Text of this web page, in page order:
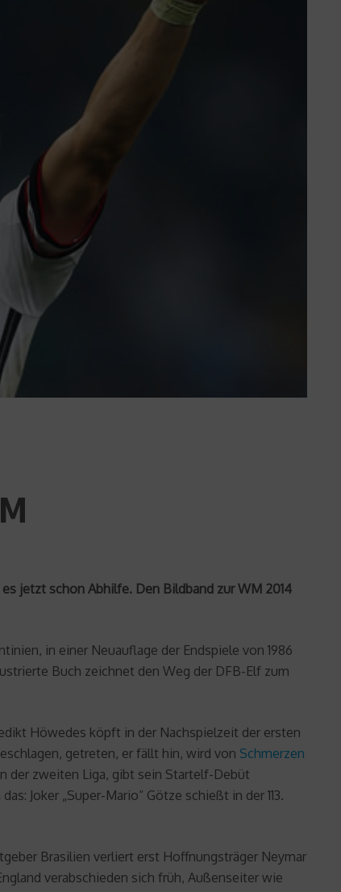
jetzt schon Abhilfe. Den Bildband zur WM 2014
in einer Neuauflage der Endspiele von 1986
Buch zeichnet den Weg der DFB-Elf zum
Höwedes köpft in der Nachspielzeit der ersten
getreten, er fällt hin, wird von Schmerzen
der zweiten Liga, gibt sein Startelf-Debüt
Joker „Super-Mario“ Götze schießt in der 113.
Brasilien verliert erst Hoffnungsträger Neymar
verabschieden sich früh, Außenseiter wie